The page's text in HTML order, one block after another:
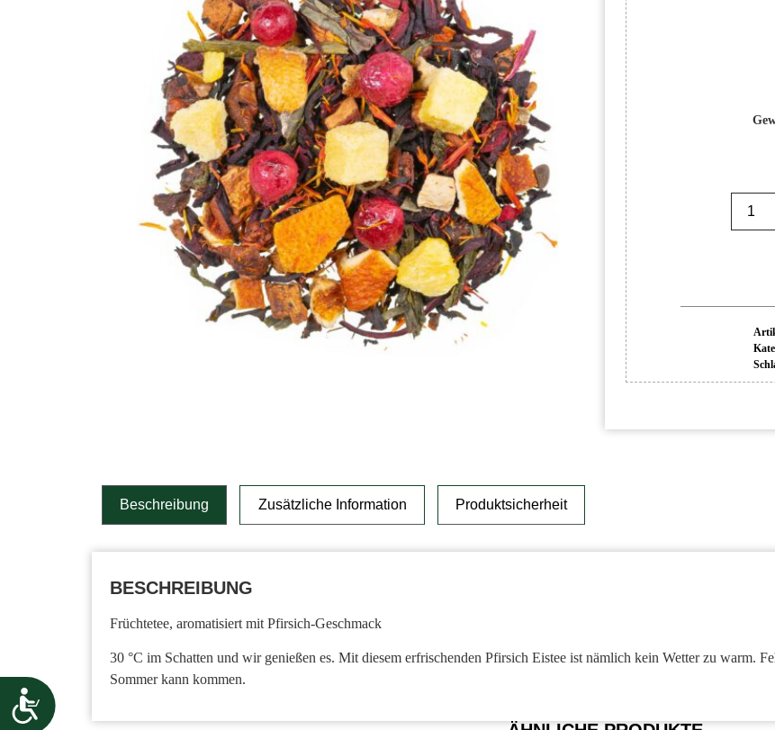
Beschreibung Zusätzliche Information Produktsicherheit
BESCHREIBUNG
Früchtetee, aromatisiert mit Pfirsich-Geschmack
30 °C im Schatten und wir genießen es. Mit diesem erfrischenden Pfirsich Eistee ist nämlich kein Wetter zu warm.
Sommer kann kommen.